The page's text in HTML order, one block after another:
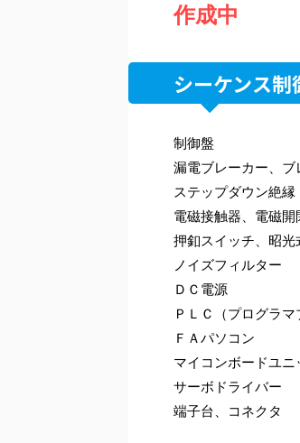
作成中
シーケンス
制御盤
漏電ブレーカー、ブ
ステップダウン絶
電磁接触器、電磁
押釦スイッチ、昭
ノイズフィルター
ＤＣ電源
ＰＬＣ（プログラマ
ＦＡパソコン
マイコンボードユニ
サーボドライバー
端子台、コネクタ